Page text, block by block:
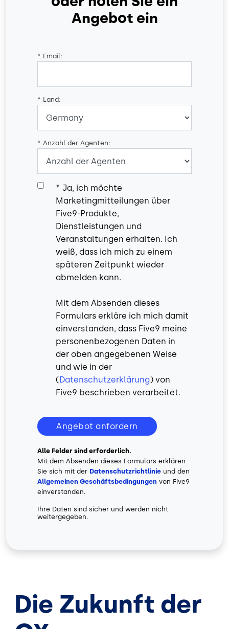
Angebot ein
* Email:
* Land:
* Anzahl der Agenten:
* Ja, ich möchte
Marketingmitteilungen über
Five9-Produkte,
Dienstleistungen und
Veranstaltungen erhalten. Ich
weiß, dass ich mich zu einem
späteren Zeitpunkt wieder
abmelden kann.
Mit dem Absenden dieses
Formulars erkläre ich mich damit
einverstanden, dass Five9 meine
personenbezogenen Daten in
der oben angegebenen Weise
und wie in der
( Datenschutzerklärung) von
Five9 beschrieben verarbeitet.
Angebot anfordern
Alle Felder sind erforderlich.
Mit dem Absenden dieses Formulars erklären
Sie sich mit der Datenschutzrichtlinie und den
Allgemeinen Geschäftsbedingungen von Five9
einverstanden.
Ihre Daten sind sicher und werden nicht
weitergegeben.
Die Zukunft der